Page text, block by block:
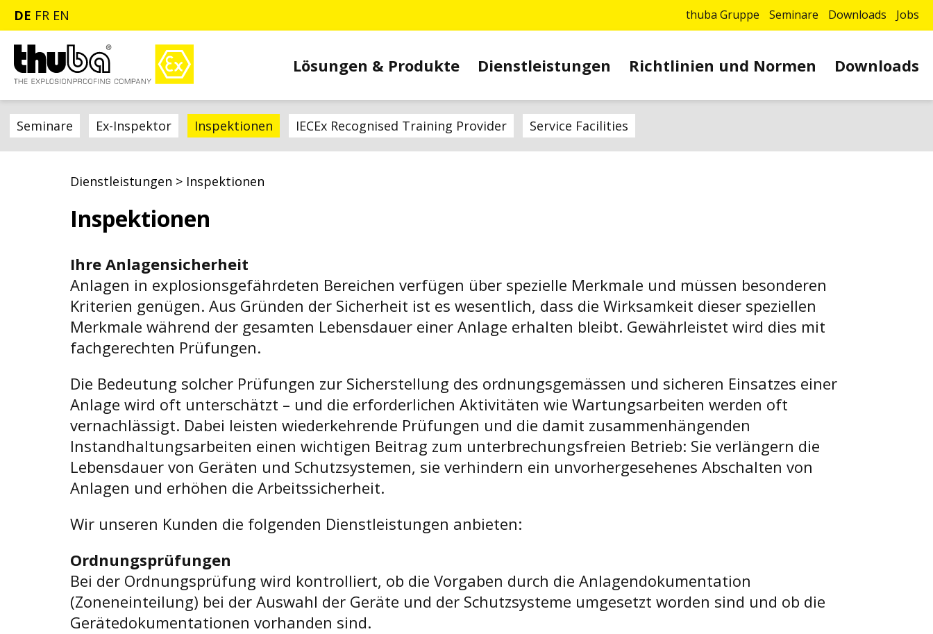
DE FR EN thuba Gruppe Seminare Downloads Jobs
Lösungen & Produkte Dienstleistungen Richtlinien und Normen Downloads
Seminare Ex-Inspektor Inspektionen IECEx Recognised Training Provider Service Facilities
Dienstleistungen > Inspektionen
Inspektionen
Ihre Anlagensicherheit
Anlagen in explosionsgefährdeten Bereichen verfügen über spezielle Merkmale und müssen besonderen
Kriterien genügen. Aus Gründen der Sicherheit ist es wesentlich, dass die Wirksamkeit dieser speziellen
Merkmale während der gesamten Lebensdauer einer Anlage erhalten bleibt. Gewährleistet wird dies mit
fachgerechten Prüfungen.
Die Bedeutung solcher Prüfungen zur Sicherstellung des ordnungsgemässen und sicheren Einsatzes einer
Anlage wird oft unterschätzt – und die erforderlichen Aktivitäten wie Wartungsarbeiten werden oft
vernachlässigt. Dabei leisten wiederkehrende Prüfungen und die damit zusammenhängenden
Instandhaltungsarbeiten einen wichtigen Beitrag zum unterbrechungsfreien Betrieb: Sie verlängern die
Lebensdauer von Geräten und Schutzsystemen, sie verhindern ein unvorhergesehenes Abschalten von
Anlagen und erhöhen die Arbeitssicherheit.
Wir unseren Kunden die folgenden Dienstleistungen an­bieten:
Ordnungsprüfungen
Bei der Ordnungsprüfung wird kontrolliert, ob die Vorgaben durch die Anlagendokumentation
(Zoneneinteilung) bei der Auswahl der Geräte und der Schutzsysteme umgesetzt worden sind und ob die
Gerätedokumentationen vorhanden sind.